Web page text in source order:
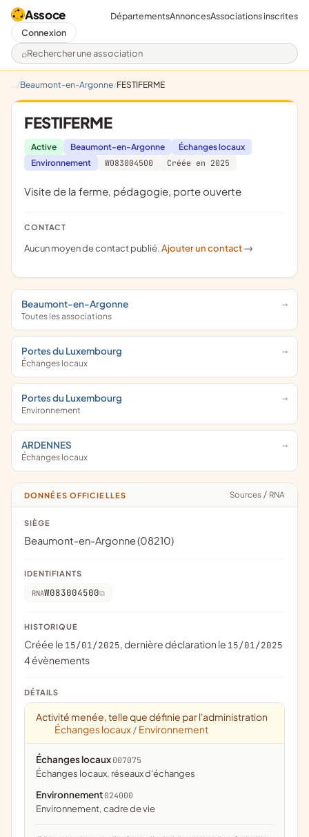
Assoce
Rechercher une association
DépartementsAnnoncesAssociations inscrites
Connexion
Beaumont-en-Argonne FESTIFERME
FESTIFERME
Active Beaumont-en-Argonne
Échanges locaux
Environnement
W083004500 Créée en 2025
visite de la ferme, pédagogie, porte ouverte
CONTACT
Aucun moyen de contact publié.Ajouter un contact ->
Beaumont-en-Argonne
Toutes les associations
Portes du Luxembourg
Échanges locaux
Portes du Luxembourg
Environnement
ARDENNES
Échanges locaux
DONNÉES OFFICIELLES Sources / RNA
SIÈGE
Beaumont-en-Argonne (08210)
IDENTIFIANTS
RNAW083004500
HISTORIQUE
Créée le 15/01/2025, dernière déclaration le 15/01/2025
4 évènements
DÉTAILS
Activité menée, telle que définie par l'administration
Échanges locaux / Environnement
Échanges locaux 007075
échanges locaux, réseaux d'échanges
Environnement 024000
Environnement, cadre de vie